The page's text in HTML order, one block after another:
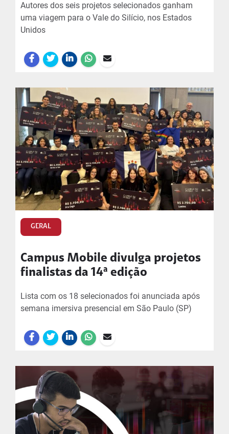
Autores dos seis projetos selecionados ganham
uma viagem para o Vale do Silício, nos Estados
Unidos
GERAL
Campus Mobile divulga projetos
finalistas da 14ª edição
Lista com os 18 selecionados foi anunciada após
semana imersiva presencial em São Paulo (SP)